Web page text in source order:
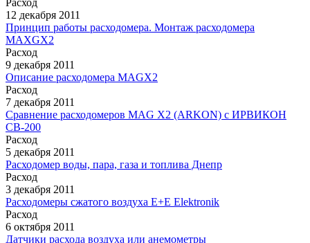
12 декабря 2011
Принцип работы расходомера. Монтаж расходомера
MAXGX2
Расход
9 декабря 2011
Описание расходомера MAGX2
Расход
7 декабря 2011
Сравнение расходомеров MAG X2 (ARKON) с ИРВИКОН
СВ-200
Расход
5 декабря 2011
Расходомер воды, пара, газа и топлива Днепр
Расход
3 декабря 2011
Расходомеры сжатого воздуха E+E Elektronik
Расход
6 октября 2011
Датчики расхода воздуха или анемометры